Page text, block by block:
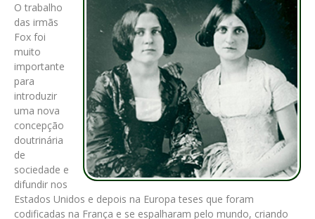
O trabalho
das irmãs
Fox foi
muito
importante
para
introduzir
uma nova
concepção
doutrinária
de
sociedade e
difundir nos
Estados Unidos e depois na Europa teses que foram
codificadas na França e se espalharam pelo mundo, criando